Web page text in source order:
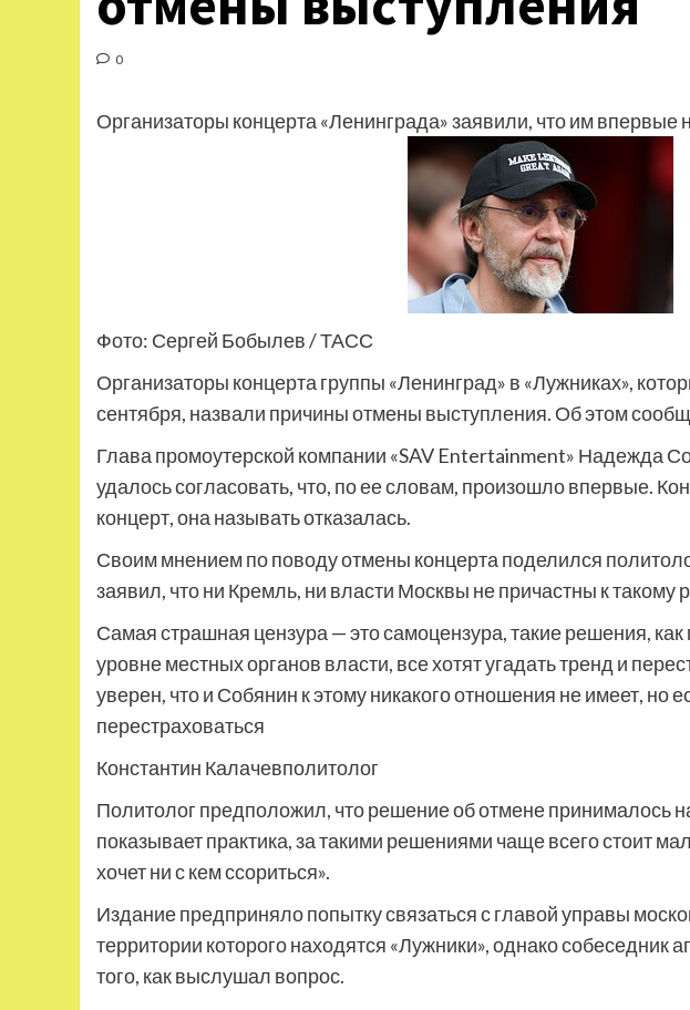
0
Организаторы концерта «Ленинграда» заявили, что им впервые
Фото: Сергей Бобылев / ТАСС
Организаторы концерта группы «Ленинград» в «Лужниках»,
сентября, назвали причины отмены выступления. Об этом
Глава промоутерской компании «SAV Entertainment» Надежда
удалось согласовать, что, по ее словам, произошло впервые.
концерт, она называть отказалась.
Своим мнением по поводу отмены концерта поделился
заявил, что ни Кремль, ни власти Москвы не причастны к такому
Самая страшная цензура — это самоцензура, такие решения,
уровне местных органов власти, все хотят угадать тренд и
уверен, что и Собянин к этому никакого отношения не имеет, но
перестраховаться
Константин Калачевполитолог
Политолог предположил, что решение об отмене принималось
показывает практика, за такими решениями чаще всего стоит
хочет ни с кем ссориться».
Издание предприняло попытку связаться с главой управы
территории которого находятся «Лужники», однако собеседник
того, как выслушал вопрос.